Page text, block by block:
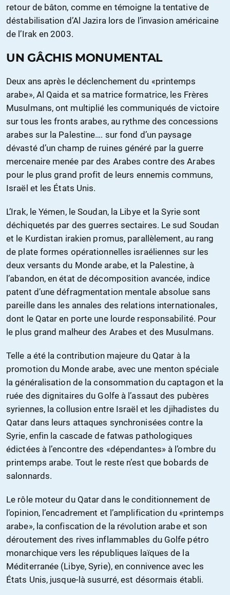
retour de bâton, comme en témoigne la tentative de
déstabilisation d’Al Jazira lors de l’invasion américaine
de l’Irak en 2003.
UN GÂCHIS MONUMENTAL
Deux ans après le déclenchement du «printemps
arabe», Al Qaida et sa matrice formatrice, les Frères
Musulmans, ont multiplié les communiqués de victoire
sur tous les fronts arabes, au rythme des concessions
arabes sur la Palestine…. sur fond d’un paysage
dévasté d’un champ de ruines généré par la guerre
mercenaire menée par des Arabes contre des Arabes
pour le plus grand profit de leurs ennemis communs,
Israël et les États Unis.
L’Irak, le Yémen, le Soudan, la Libye et la Syrie sont
déchiquetés par des guerres sectaires. Le sud Soudan
et le Kurdistan irakien promus, parallèlement, au rang
de plate formes opérationnelles israéliennes sur les
deux versants du Monde arabe, et la Palestine, à
l’abandon, en état de décomposition avancée, indice
patent d’une défragmentation mentale absolue sans
pareille dans les annales des relations internationales,
dont le Qatar en porte une lourde responsabilité. Pour
le plus grand malheur des Arabes et des Musulmans.
Telle a été la contribution majeure du Qatar à la
promotion du Monde arabe, avec une menton spéciale
la généralisation de la consommation du captagon et la
ruée des dignitaires du Golfe à l’assaut des pubères
syriennes, la collusion entre Israël et les djihadistes du
Qatar dans leurs attaques synchronisées contre la
Syrie, enfin la cascade de fatwas pathologiques
édictées à l’encontre des «dépendantes» à l’ombre du
printemps arabe. Tout le reste n’est que bobards de
salonnards.
Le rôle moteur du Qatar dans le conditionnement de
l’opinion, l’encadrement et l’amplification du «printemps
arabe», la confiscation de la révolution arabe et son
déroutement des rives inflammables du Golfe pétro
monarchique vers les républiques laïques de la
Méditerranée (Libye, Syrie), en connivence avec les
États Unis, jusque-là susurré, est désormais établi.